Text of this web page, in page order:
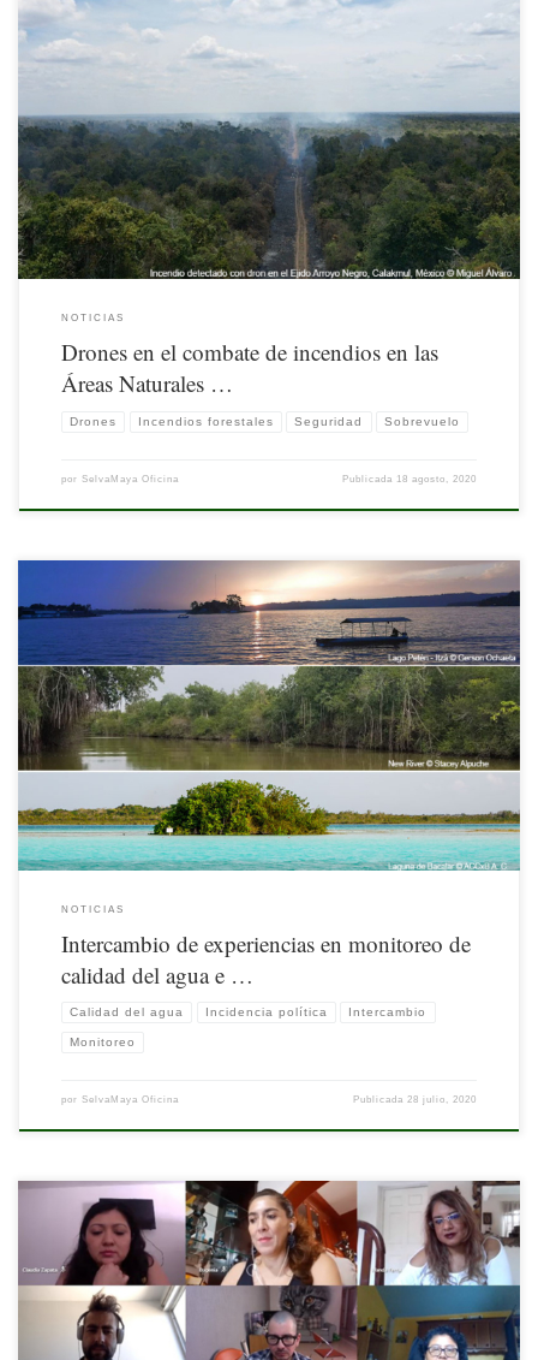
Los drones son utilizados cada vez más en tareas de vigilancia y monitoreo de las
Áreas Naturales Protegidas (ANP).
NOTICIAS
Drones en el combate de incendios en las
Áreas Naturales …
Drones Incendios forestales Seguridad Sobrevuelo
por SelvaMaya Oficina Publicada 18 agosto, 2020
Nunca ha sido tan apremiante cuidar los recursos hídricos como ahora.
NOTICIAS
Intercambio de experiencias en monitoreo de
calidad del agua e …
Calidad del agua Incidencia política Intercambio
Monitoreo
por SelvaMaya Oficina Publicada 28 julio, 2020
Comunicar información relevante tanto a la ciudadanía, como a tomadores de
decisión política, es parte de las labores de conservación y desarrollo sostenible